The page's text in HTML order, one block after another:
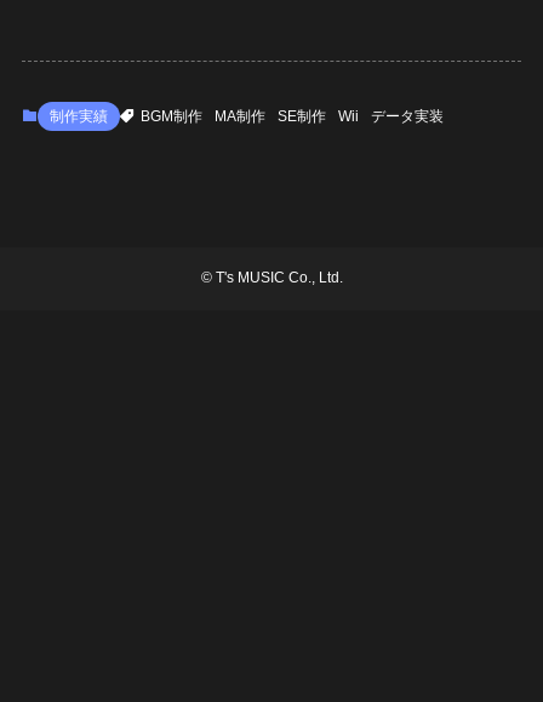
制作実績 BGM制作 MA制作 SE制作 Wii データ実装
©T's MUSIC Co., Ltd.